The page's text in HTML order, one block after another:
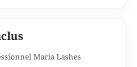
Maria Lashes